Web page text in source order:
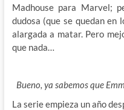
Madhouse para Marvel;
dudosa (que se quedan en
alargada a matar. Pero
que nada…
Bueno, ya sabemos que
La serie empieza un año